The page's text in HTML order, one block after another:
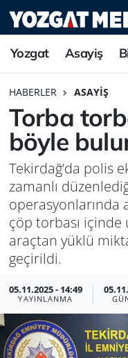
Yozgat Asayiş
HABERLER ASAYIŞ
Torba
böyle
Tekirdağ’da polis
zamanlı
operasyonlarında
çöp torbası
araçtan yüklü
geçirildi.
05.11.2025 - 14:49
YAYINLANMA